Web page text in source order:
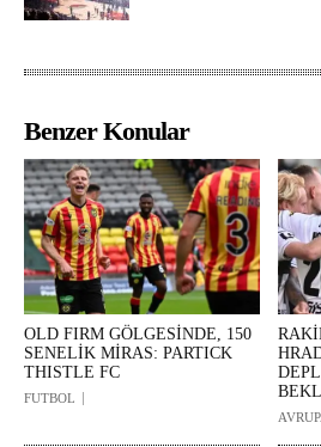
Benzer Konular
OLD FIRM GÖLGESİNDE, 150
SENELİK MİRAS: PARTICK
THISTLE FC
FUTBOL